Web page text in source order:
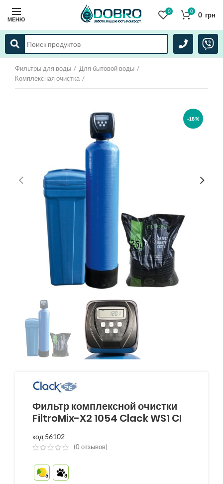
МЕНЮ
0 0 0 грн
Фильтры для воды
Для бытовой воды
Комплексная очистка
-18%
Фильтр комплексной очистки
FiltroMix-X2 1054 Clack WS1 CI
код 56102
(0 отзывов)
6 8